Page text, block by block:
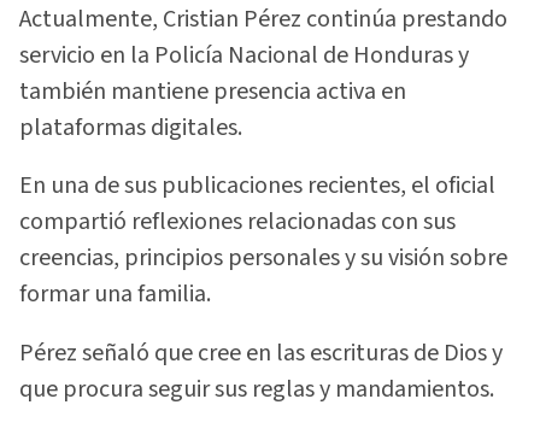
Actualmente, Cristian Pérez continúa prestando
servicio en la Policía Nacional de Honduras y
también mantiene presencia activa en
plataformas digitales.
En una de sus publicaciones recientes, el oficial
compartió reflexiones relacionadas con sus
creencias, principios personales y su visión sobre
formar una familia.
Pérez señaló que cree en las escrituras de Dios y
que procura seguir sus reglas y mandamientos.